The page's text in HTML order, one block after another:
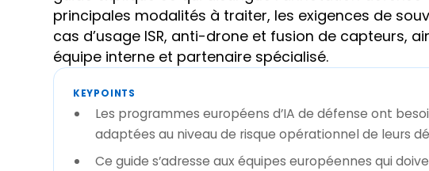
principales modalités à traiter, les exigences de
cas d’usage ISR, anti-drone et fusion de capteurs,
équipe interne et partenaire spécialisé.
KEYPOINTS
Les programmes européens d’IA de défense ont
adaptées au niveau de risque opérationnel de leurs
Ce guide s’adresse aux équipes européennes qui